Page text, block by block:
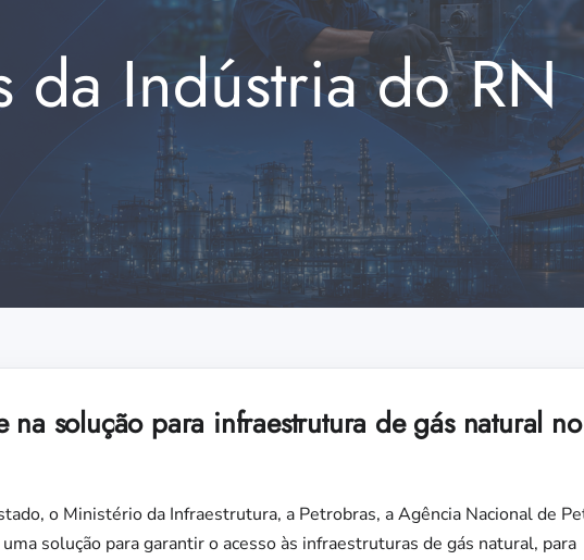
da Indústria do RN
na solução para infraestrutura de gás natural
o Ministério da Infraestrutura, a Petrobras, a Agência Nacional de
solução para garantir o acesso às infraestruturas de gás natural, para